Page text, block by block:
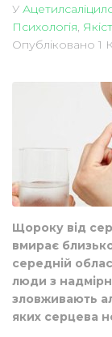
У
Психологія
Опубліковано 1
Щороку від
вмирає
середній
люди з
зловживають
яких серцева